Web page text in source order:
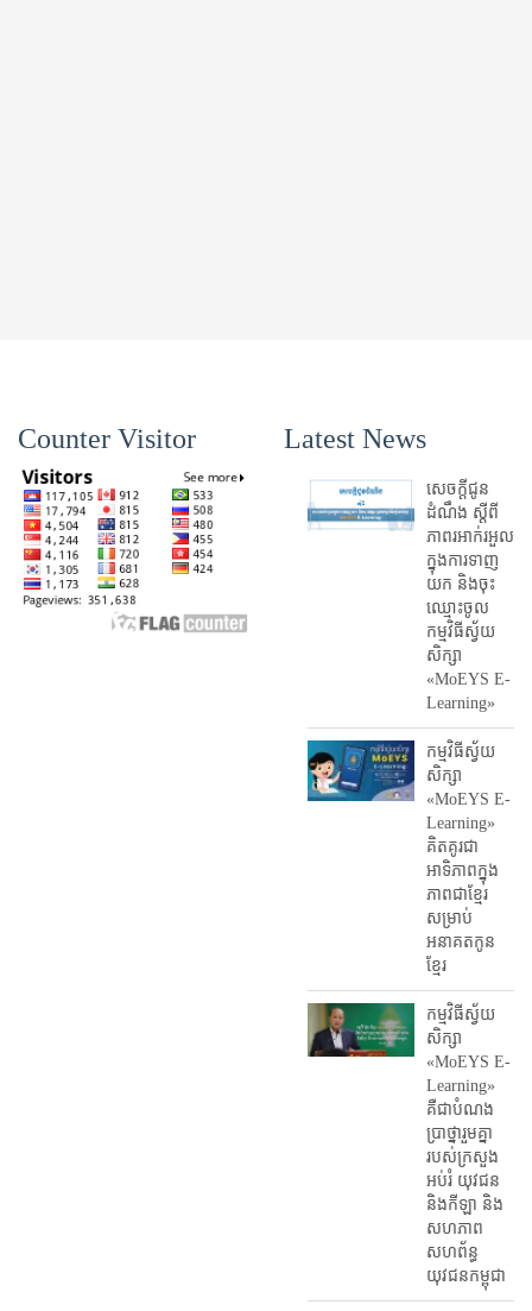
Counter Visitor Latest News
សេចក្តីជូន
ដំណឹង ស្តី​ពី
ភាព​រអាក់រអួល​
ក្នុងការ​ទាញ​
យក និង​ចុះ​
ឈ្មោះ​ចូល​
កម្មវិធី​ស្វ័យ
សិក្សា
«MoEYS E-
Learning»
កម្មវិធីស្វ័យ
សិក្សា
«MoEYS E-
Learning»
គិតគូរជា
អាទិភាពក្នុង
ភាពជាខ្មែរ
សម្រាប់
អនាគតកូន
ខ្មែរ
កម្មវិធីស្វ័យ
សិក្សា
«MoEYS E-
Learning»
គឺជាបំណង
ប្រាថ្នារួមគ្នា
របស់ក្រសួង
អប់រំ​ យុវជន
និងកីឡា និង
សហភាព
សហព័ន្ធ
យុវជនកម្ពុជា